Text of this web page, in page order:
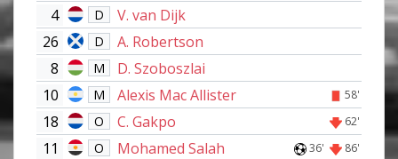
4
D
V. van Dijk
26
D
A. Robertson
8
M
D. Szoboszlai
10
M Alexis Mac Allister 58'
18 O C. Gakpo 62'
11 O Mohamed Salah 36' 86'